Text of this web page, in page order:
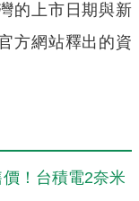
的上市日期與新
方網站釋出的資
！台積電2奈米